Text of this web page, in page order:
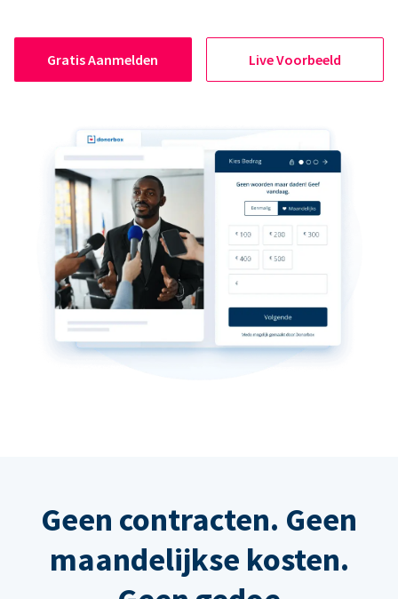
Gratis Aanmelden Live Voorbeeld
Geen contracten. Geen
maandelijkse kosten.